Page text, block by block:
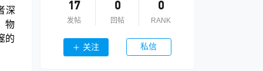
深
物
的
17
发帖
0
回帖
0
RANK
关注 私信